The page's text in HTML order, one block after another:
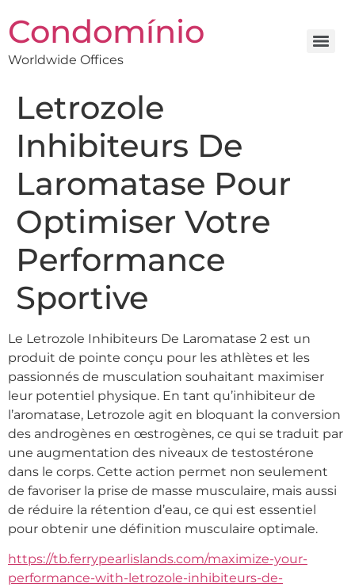
Condomínio
Worldwide Offices
Letrozole
Inhibiteurs De
Laromatase Pour
Optimiser Votre
Performance
Sportive
Le Letrozole Inhibiteurs De Laromatase 2 est un
produit de pointe conçu pour les athlètes et les
passionnés de musculation souhaitant maximiser
leur potentiel physique. En tant qu’inhibiteur de
l’aromatase, Letrozole agit en bloquant la conversion
des androgènes en œstrogènes, ce qui se traduit par
une augmentation des niveaux de testostérone
dans le corps. Cette action permet non seulement
de favoriser la prise de masse musculaire, mais aussi
de réduire la rétention d’eau, ce qui est essentiel
pour obtenir une définition musculaire optimale.
https://tb.ferrypearlislands.com/maximize-your-
performance-with-letrozole-inhibiteurs-de-